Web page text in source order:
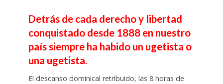
Detrás de cada derecho y libertad
conquistado desde 1888 en nuestro
país siempre ha habido un ugetista o
una ugetista.
El descanso dominical retribuido, las 8 horas de